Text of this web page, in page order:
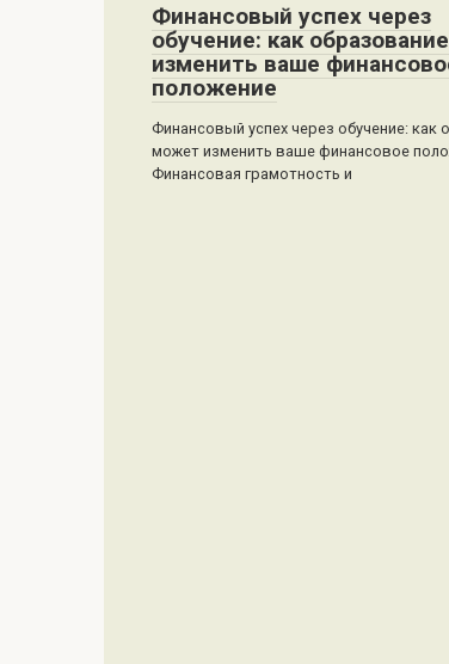
Финансовый успех через
обучение: как
изменить ваше
положение
Финансовый успех через обучение: как
может изменить ваше финансовое
Финансовая грамотность и